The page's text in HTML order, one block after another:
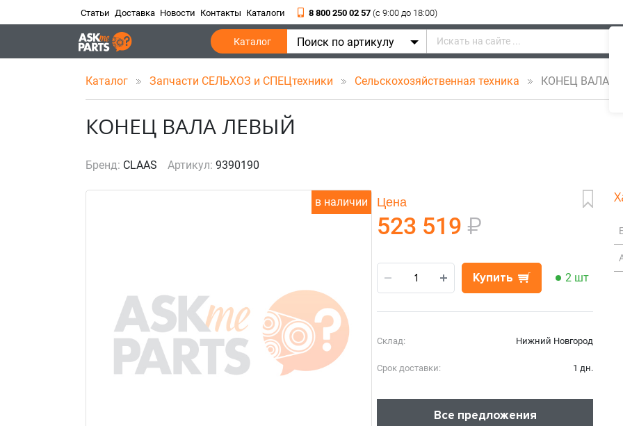
Статьи Доставка Новости Контакты Каталоги 8 800 250 02 57 (c 9:00 до 18:00)
Каталог Поиск по артикулу
Каталог Запчасти СЕЛЬХОЗ и СПЕЦтехники Сельскохозяйственная техника КОНЕЦ ВАЛА
КОНЕЦ ВАЛА ЛЕВЫЙ
Бренд: CLAAS Артикул: 9390190
в наличии Цена
523 519 ₽
Купить 2 шт
Склад: Нижний Новгород
Срок доставки: 1 дн.
Все предложения